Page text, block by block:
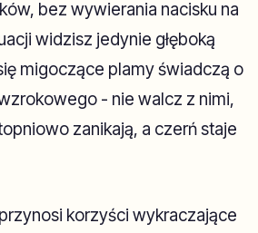
bez wywierania nacisku na
widzisz jedynie głęboką
migoczące plamy świadczą o
- nie walcz z nimi,
zanikają, a czerń staje
korzyści wykraczające